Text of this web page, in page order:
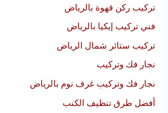
تركيب ركن قهوة بالرياض
فني تركيب إيكيا بالرياض
تركيب ستائر شمال الرياض
نجار فك وتركيب
نجار فك وتركيب غرف نوم بالرياض
أفضل طرق تنظيف الكنب